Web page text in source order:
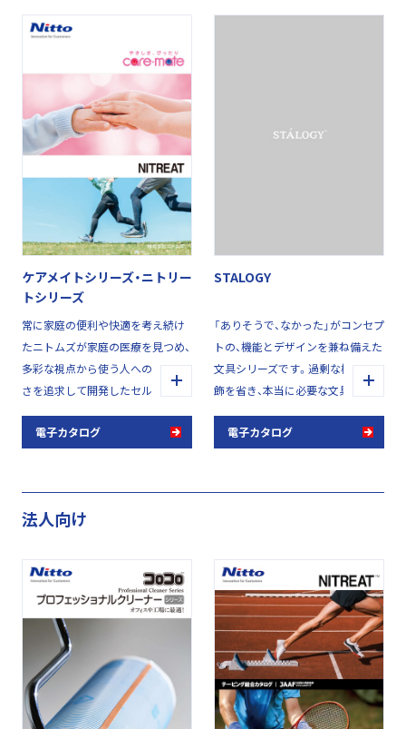
ケアメイトシリーズ・ニトリー
トシリーズ
常に家庭の便利や快適を考え続け
たニトムズが家庭の医療を見つめ、
多彩な視点から使う人へのやさし
さを追求して開発したセルフ・メデ
ィケーションシリーズ「ケアメイ
ト」は長年に渡り培ってきた粘着技
電子カタログ
STALOGY
「ありそうで、なかった」がコンセプ
トの、機能とデザインを兼ね備えた
文具シリーズです。過剰な機能や装
飾を省き、本当に必要な文具の価値
を追求したスタイリッシュでユニ
ークな製品を取り揃えています。
電子カタログ
法人向け